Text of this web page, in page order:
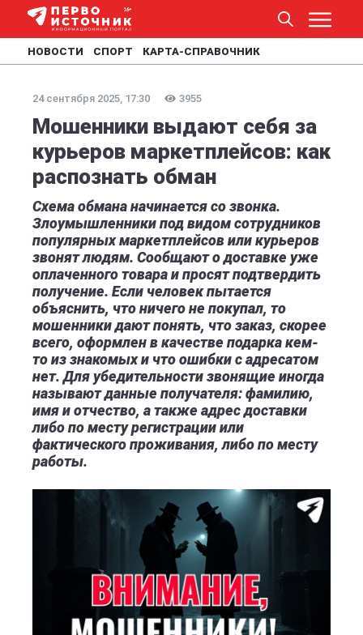
НОВОСТИ СПОРТ КАРТА-СПРАВОЧНИК
24 сентября 2025, 17:30 3955
Мошенники выдают себя за
курьеров маркетплейсов: как
распознать обман
Схема обмана начинается со звонка.
Злоумышленники под видом сотрудников
популярных маркетплейсов или курьеров
звонят людям. Сообщают о доставке уже
оплаченного товара и просят подтвердить
получение. Если человек пытается
объяснить, что ничего не покупал, то
мошенники дают понять, что заказ, скорее
всего, оформлен в качестве подарка кем-
то из знакомых и что ошибки с адресатом
нет. Для убедительности звонящие иногда
называют данные получателя: фамилию,
имя и отчество, а также адрес доставки
либо по месту регистрации или
фактического проживания, либо по месту
работы.